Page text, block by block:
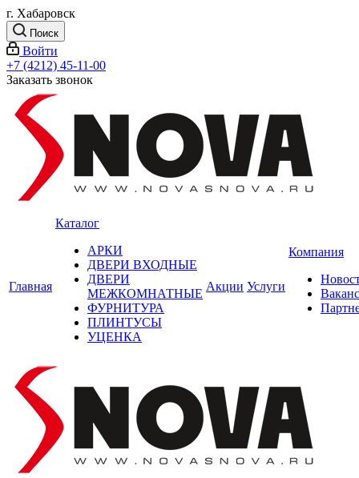
г. Хабаровск
Поиск
Войти
+7 (4212) 45-11-00
Заказать звонок
Главная
Каталог
АРКИ
ДВЕРИ ВХОДНЫЕ
ДВЕРИ
МЕЖКОМНАТНЫЕ
ФУРНИТУРА
ПЛИНТУСЫ
УЦЕНКА
Акции Услуги
Компания